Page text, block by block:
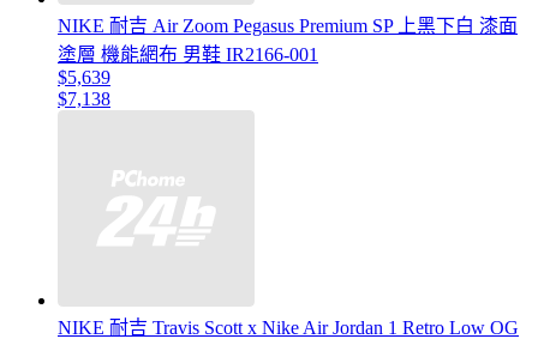
NIKE 耐吉 Air Zoom Pegasus Premium SP 上黑下白 漆面
塗層 機能網布 男鞋 IR2166-001
$5,639
$7,138
NIKE 耐吉 Travis Scott x Nike Air Jordan 1 Retro Low OG